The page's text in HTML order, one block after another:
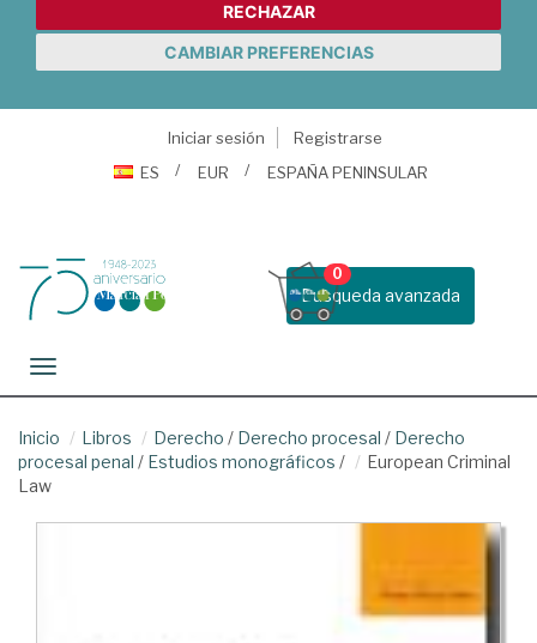
RECHAZAR
CAMBIAR PREFERENCIAS
Iniciar sesión
Registrarse
ES
EUR ESPAÑA PENINSULAR
Busqueda avanzada
0
Toggle navigation
Inicio Libros Derecho / Derecho procesal / Derecho
procesal penal / Estudios monográficos /
European Criminal
Law